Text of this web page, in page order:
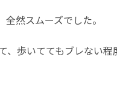
然スムーズでした。
歩いててもブレない